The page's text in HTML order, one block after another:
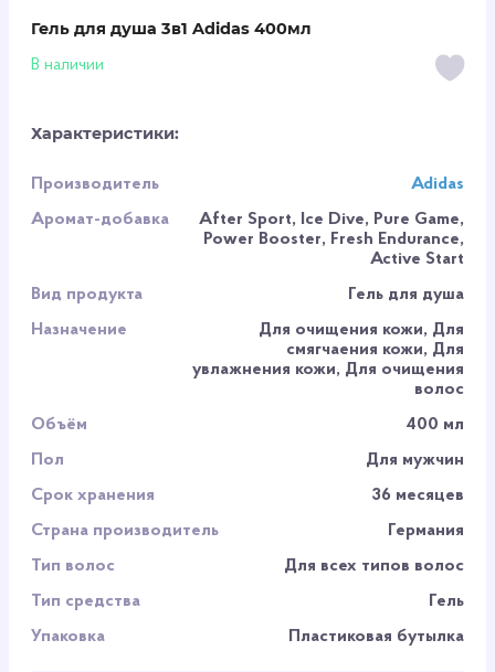
Гель для душа 3в1 Adidas 400мл
В наличии
Характеристики:
Производитель
Adidas
Аромат-добавка
After Sport, Ice Dive, Pure Game,
Power Booster, Fresh Endurance,
Active Start
Вид продукта
Гель для душа
Назначение
Для очищения кожи, Для
смягчаения кожи, Для
увлажнения кожи, Для очищения
волос
Объём
400 мл
Пол
Для мужчин
Срок хранения
36 месяцев
Страна производитель
Германия
Тип волос
Для всех типов волос
Тип средства
Гель
Упаковка
Пластиковая бутылка